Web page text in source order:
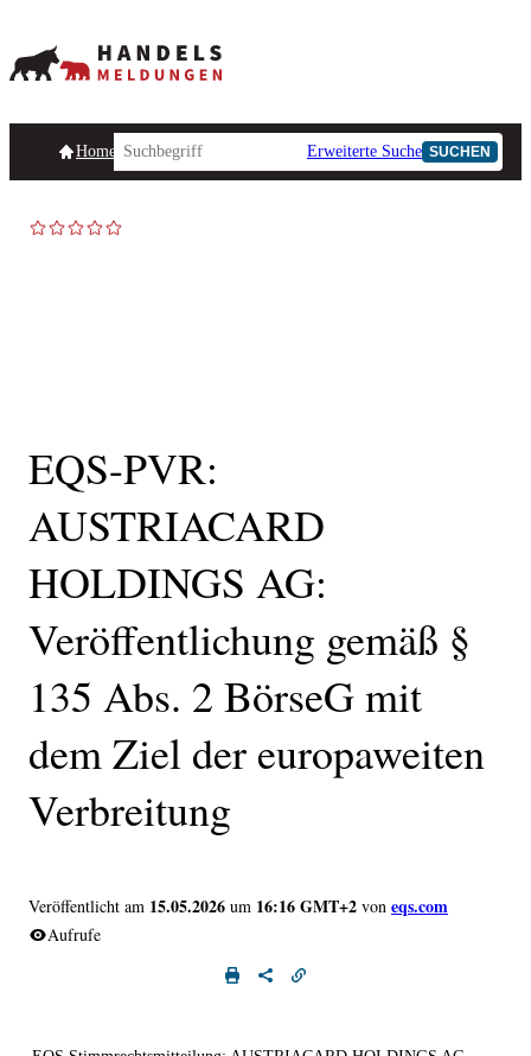
HomepageHandelsmeldungen Ad-Hoc-Meldungen
Erweiterte Suche SUCHEN
EQS-PVR:
AUSTRIACARD
HOLDINGS AG:
Veröffentlichung gemäß §
135 Abs. 2 BörseG mit
dem Ziel der europaweiten
Verbreitung
Veröffentlicht am 15.05.2026 um 16:16 GMT+2 von eqs.com
Aufrufe